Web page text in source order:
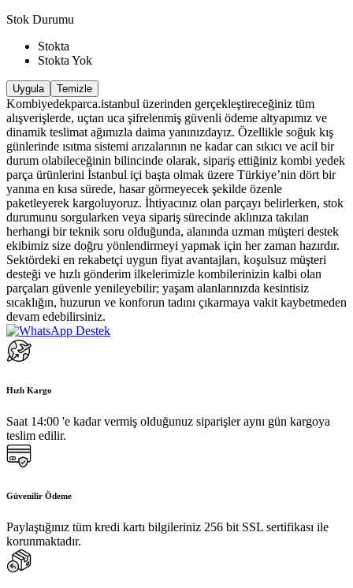
Stok Durumu
Stokta
Stokta Yok
Uygula Temizle
Kombiyedekparca.istanbul üzerinden gerçekleştireceğiniz tüm
alışverişlerde, uçtan uca şifrelenmiş güvenli ödeme altyapımız ve
dinamik teslimat ağımızla daima yanınızdayız. Özellikle soğuk kış
günlerinde ısıtma sistemi arızalarının ne kadar can sıkıcı ve acil bir
durum olabileceğinin bilincinde olarak, sipariş ettiğiniz kombi yedek
parça ürünlerini İstanbul içi başta olmak üzere Türkiye’nin dört bir
yanına en kısa sürede, hasar görmeyecek şekilde özenle
paketleyerek kargoluyoruz. İhtiyacınız olan parçayı belirlerken, stok
durumunu sorgularken veya sipariş sürecinde aklınıza takılan
herhangi bir teknik soru olduğunda, alanında uzman müşteri destek
ekibimiz size doğru yönlendirmeyi yapmak için her zaman hazırdır.
Sektördeki en rekabetçi uygun fiyat avantajları, koşulsuz müşteri
desteği ve hızlı gönderim ilkelerimizle kombilerinizin kalbi olan
parçaları güvenle yenileyebilir; yaşam alanlarınızda kesintisiz
sıcaklığın, huzurun ve konforun tadını çıkarmaya vakit kaybetmeden
devam edebilirsiniz.
Hızlı Kargo
Saat 14:00 'e kadar vermiş olduğunuz siparişler aynı gün kargoya
teslim edilir.
Güvenilir Ödeme
Paylaştığınız tüm kredi kartı bilgileriniz 256 bit SSL sertifikası ile
korunmaktadır.